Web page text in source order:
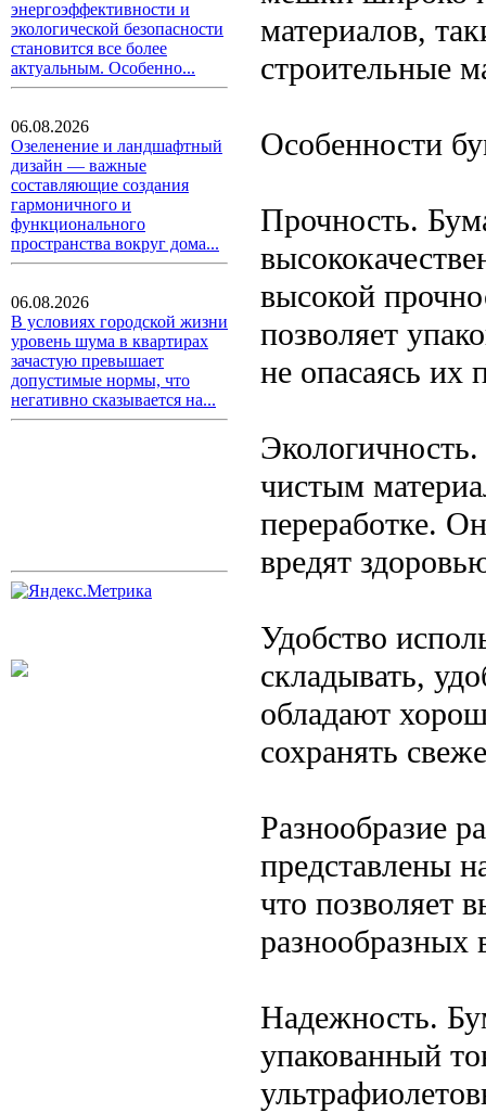
энергоэффективности и
экологической безопасности
становится все более
актуальным. Особенно...
06.08.2026
Озеленение и ландшафтный
дизайн — важные
составляющие создания
гармоничного и
функционального
пространства вокруг дома...
06.08.2026
В условиях городской жизни
уровень шума в квартирах
зачастую превышает
допустимые нормы, что
негативно сказывается на...
материалов,
строительные
Особенности
Прочность.
высокой
позволяет
не опасаясь их
чистым
переработке.
вредят
Удобство
складывать,
обладают
сохранять
Разнообразие
представлены
что позволяет
разнообразных
Надежность.
упакованный